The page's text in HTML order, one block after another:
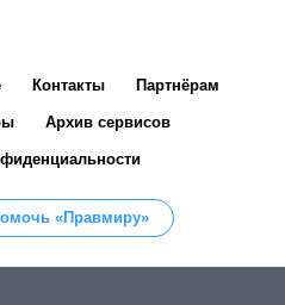
Контакты Партнёрам
Архив сервисов
«Правмиру»